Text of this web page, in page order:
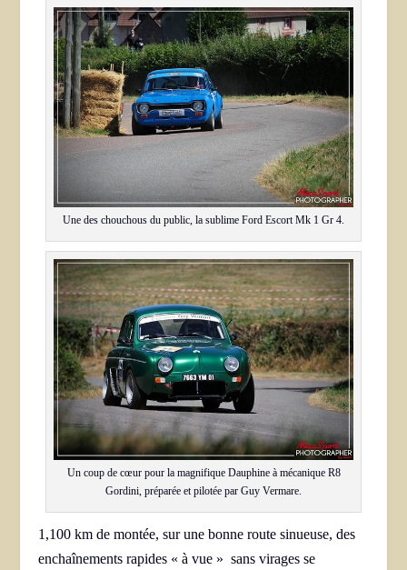
Une des chouchous du public, la sublime Ford Escort Mk 1 Gr 4.
Un coup de cœur pour la magnifique Dauphine à mécanique R8
Gordini, préparée et pilotée par Guy Vermare.
1,100 km de montée, sur une bonne route sinueuse, des
enchaînements rapides « à vue » sans virages se